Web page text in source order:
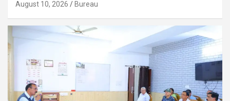
August 10, 2026 Bureau